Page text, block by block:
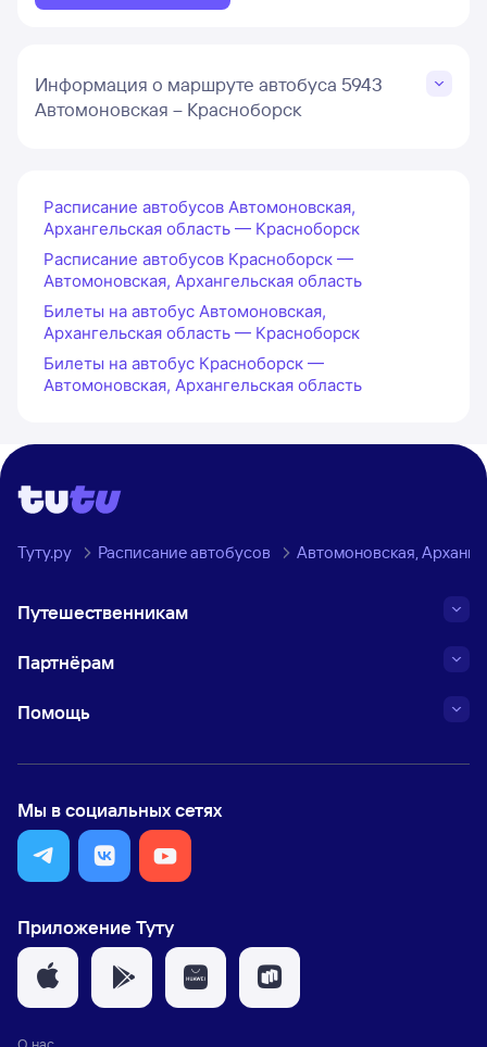
Информация о маршруте автобуса 5943
Автомоновская – Красноборск
Расписание автобусов Автомоновская,
Архангельская область — Красноборск
Расписание автобусов Красноборск —
Автомоновская, Архангельская область
Билеты на автобус Автомоновская,
Архангельская область — Красноборск
Билеты на автобус Красноборск —
Автомоновская, Архангельская область
Туту.ру Расписание автобусов Автомоновская,
Путешественникам
Партнёрам
Помощь
Мы в социальных сетях
Приложение Туту